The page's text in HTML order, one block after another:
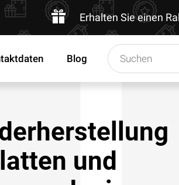
Erhalten Sie einen
Blog
und